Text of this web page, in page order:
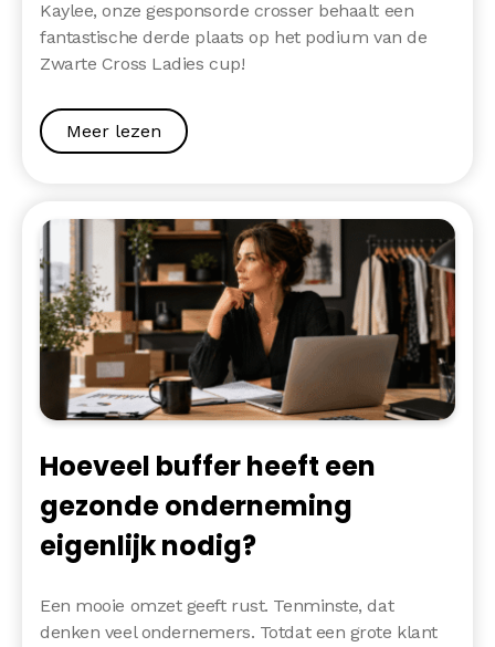
Kaylee, onze gesponsorde crosser behaalt een
fantastische derde plaats op het podium van de
Zwarte Cross Ladies cup!
Meer lezen
Hoeveel buffer heeft een
gezonde onderneming
eigenlijk nodig?
Een mooie omzet geeft rust. Tenminste, dat
denken veel ondernemers. Totdat een grote klant